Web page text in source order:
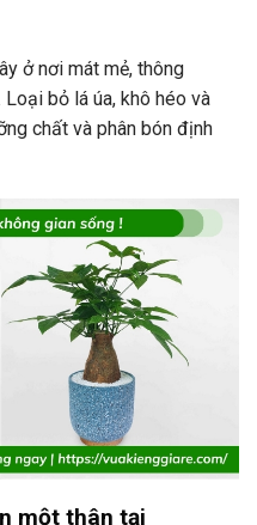
ở nơi mát mẻ, thông
bỏ lá úa, khô héo và
chất và phân bón định
một thân tại